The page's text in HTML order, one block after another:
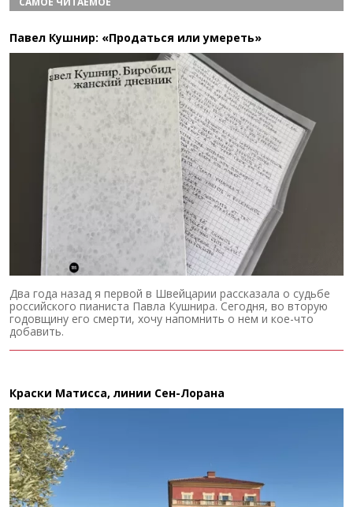
Павел Кушнир: «Продаться или умереть»
Два года назад я первой в Швейцарии рассказала о судьбе
российского пианиста Павла Кушнира. Сегодня, во вторую
годовщину его смерти, хочу напомнить о нем и кое-что
добавить.
Краски Матисса, линии Сен-Лорана